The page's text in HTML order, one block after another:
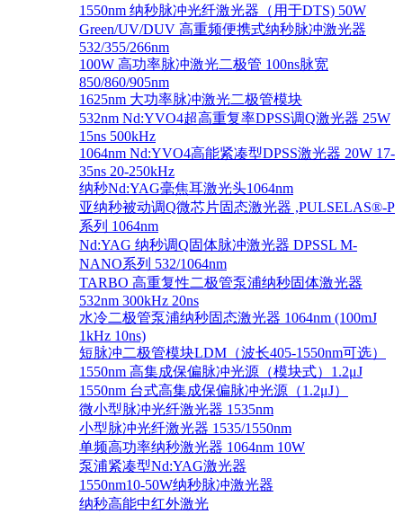
1550nm 纳秒脉冲光纤激光器（用于DTS) 50W
Green/UV/DUV 高重频便携式纳秒脉冲激光器
532/355/266nm
100W 高功率脉冲激光二极管 100ns脉宽
850/860/905nm
1625nm 大功率脉冲激光二极管模块
532nm Nd:YVO4超高重复率DPSS调Q激光器 25W
15ns 500kHz
1064nm Nd:YVO4高能紧凑型DPSS激光器 20W 17-
35ns 20-250kHz
纳秒Nd:YAG毫焦耳激光头1064nm
亚纳秒被动调Q微芯片固态激光器 ,PULSELAS®-P
系列 1064nm
Nd:YAG 纳秒调Q固体脉冲激光器 DPSSL M-
NANO系列 532/1064nm
TARBO 高重复性二极管泵浦纳秒固体激光器
532nm 300kHz 20ns
水冷二极管泵浦纳秒固态激光器 1064nm (100mJ
1kHz 10ns)
短脉冲二极管模块LDM（波长405-1550nm可选）
1550nm 高集成保偏脉冲光源（模块式）1.2μJ
1550nm 台式高集成保偏脉冲光源（1.2μJ）
微小型脉冲光纤激光器 1535nm
小型脉冲光纤激光器 1535/1550nm
单频高功率纳秒激光器 1064nm 10W
泵浦紧凑型Nd:YAG激光器
1550nm10-50W纳秒脉冲激光器
纳秒高能中红外激光